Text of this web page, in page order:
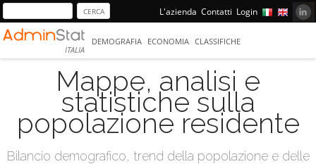
L'azienda Contatti Login
ITALIA
DEMOGRAFIA ECONOMIA CLASSIFICHE
Mappe, analisi e
statistiche sulla
popolazione residente
Bilancio demografico, trend della popolazione e delle